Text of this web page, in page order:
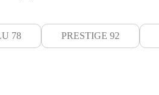
78 PRESTIGE 92